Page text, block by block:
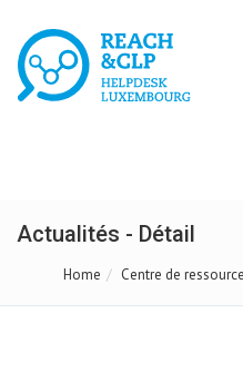
Actualités - Détail
Home Centre de